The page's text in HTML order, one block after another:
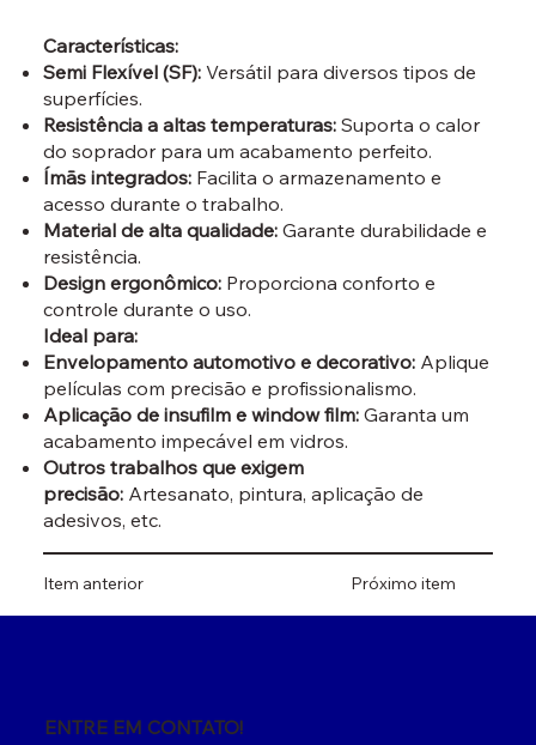
Características:
Semi Flexível (SF):Versátil para diversos tipos de
superfícies.
Resistência a altas temperaturas:Suporta o calor
do soprador para um acabamento perfeito.
Ímãs integrados:Facilita o armazenamento e
acesso durante o trabalho.
Material de alta qualidade:Garante durabilidade e
resistência.
Design ergonômico:Proporciona conforto e
controle durante o uso.
Ideal para:
Envelopamento automotivo e decorativo:Aplique
películas com precisão e profissionalismo.
Aplicação de insufilm e window film:Garanta um
acabamento impecável em vidros.
Outros trabalhos que exigem
precisão:Artesanato, pintura, aplicação de
adesivos, etc.
Próximo item
Item anterior
ENTRE EM CONTATO!